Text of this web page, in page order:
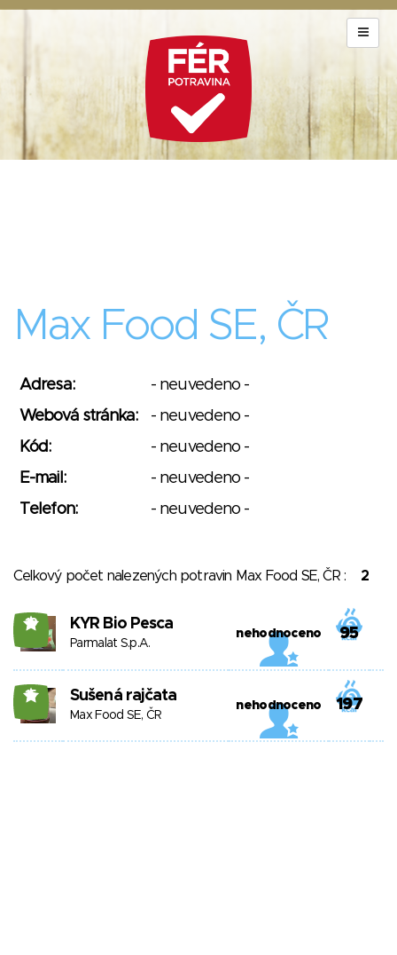
Max Food SE, ČR
Adresa:
- neuvedeno -
Webová stránka:
- neuvedeno -
Kód:
- neuvedeno -
E-mail:
- neuvedeno -
Telefon:
- neuvedeno -
Celkový počet nalezených potravin Max Food SE, ČR : 2
19 KYR Bio Pesca
Parmalat S.p.A.
nehodnoceno 95
15 Sušená rajčata
Max Food SE, ČR
nehodnoceno 197